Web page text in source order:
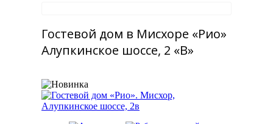
Гостевой дом в Мисхоре «Рио»
Алупкинское шоссе, 2 «В»